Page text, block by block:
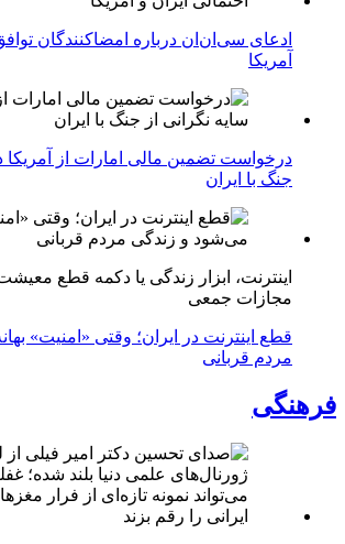
ادعای سی‌ان‌ان درباره امضاکنندگان
آمریکا
درخواست تضمین مالی امارات از آمریکا
جنگ با ایران
اینترنت، ابزار زندگی یا دکمه قطع
مجازات جمعی
قطع اینترنت در ایران؛ وقتی «امنیت»
مردم قربانی
فرهنگی